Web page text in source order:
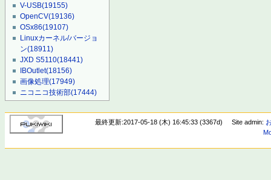
V-USB(19155)
OpenCV(19136)
OSx86(19107)
Linuxカーネル/バージョ
ン(18911)
JXD S5110(18441)
IBOutlet(18156)
画像処理(17949)
ニコニコ技術部(17444)
最終更新:2017-05-18 (木) 16:45:33 (3367d) Site admin: